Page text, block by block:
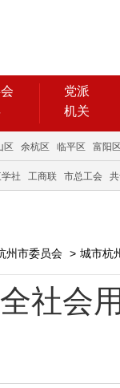
党派
机关
区 余杭区 临平区 富阳
社 工商联 市总工会
州市委员会 > 城市杭
全社会